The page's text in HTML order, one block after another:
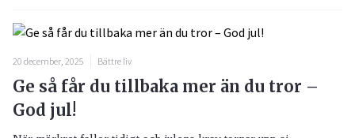
20 december, 2025 Bättre liv
Ge så får du tillbaka mer än du tror –
God jul!